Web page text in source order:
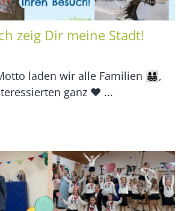
zeig Dir meine Stadt!
laden wir alle Familien 👨‍👨‍👧‍👦,
ganz ❤️ ...